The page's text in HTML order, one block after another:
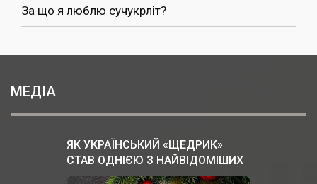
За що я люблю сучукрліт?
МЕДІА
ЯК УКРАЇНСЬКИЙ «ЩЕДРИК»
СТАВ ОДНІЄЮ З НАЙВІДОМІШИХ
РІЗДВЯНИХ ПІСЕНЬ У СВІТІ